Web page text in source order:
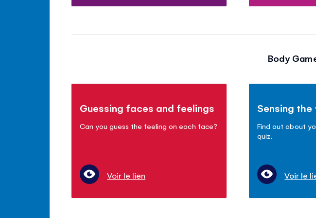
Body
Guessing faces and feelings
Can you guess the feeling on each face?
Voir le lien
Sensing
Find out about
quiz.
Voir le